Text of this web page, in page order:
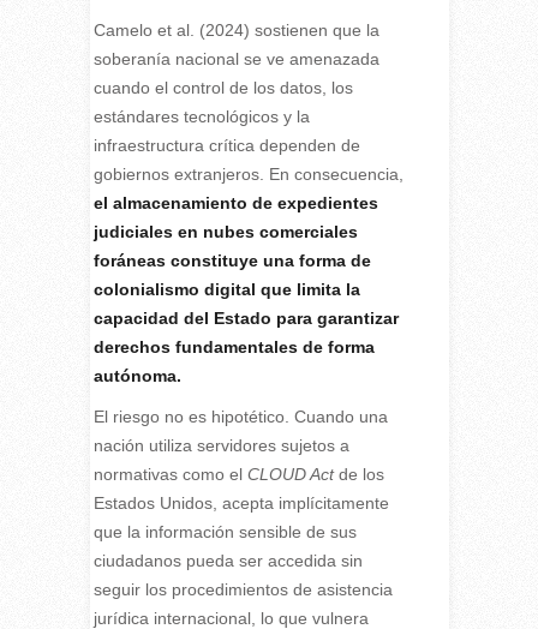
Camelo et al. (2024) sostienen que la
soberanía nacional se ve amenazada
cuando el control de los datos, los
estándares tecnológicos y la
infraestructura crítica dependen de
gobiernos extranjeros. En consecuencia,
el almacenamiento de expedientes
judiciales en nubes comerciales
foráneas constituye una forma de
colonialismo digital que limita la
capacidad del Estado para garantizar
derechos fundamentales de forma
autónoma.
El riesgo no es hipotético. Cuando una
nación utiliza servidores sujetos a
normativas como el CLOUD Actde los
Estados Unidos, acepta implícitamente
que la información sensible de sus
ciudadanos pueda ser accedida sin
seguir los procedimientos de asistencia
jurídica internacional, lo que vulnera